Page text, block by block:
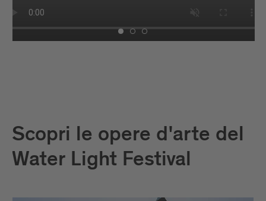
Scopri le opere d'arte del
Water Light Festival